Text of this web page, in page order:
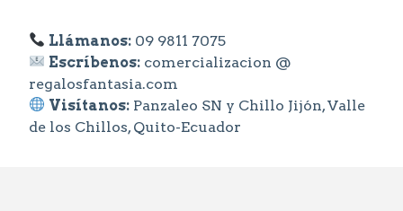
Llámanos: 09 9811 7075
Escríbenos: comercializacion @
regalosfantasia.com
Visítanos: Panzaleo SN y Chillo Jijón, Valle
de los Chillos, Quito-Ecuador